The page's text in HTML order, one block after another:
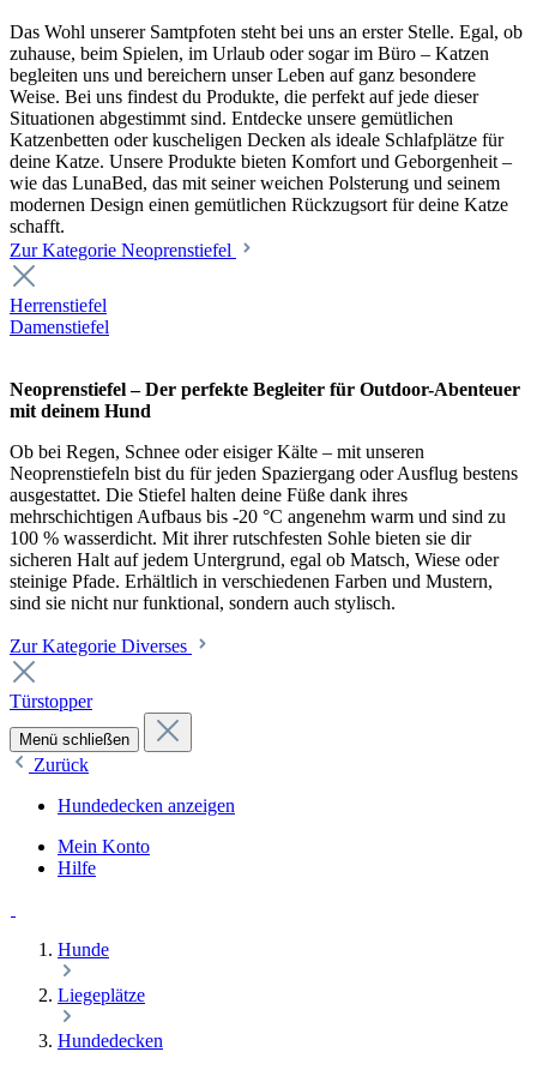
Das Wohl unserer Samtpfoten steht bei uns an erster Stelle. Egal, ob
zuhause, beim Spielen, im Urlaub oder sogar im Büro – Katzen
begleiten uns und bereichern unser Leben auf ganz besondere
Weise. Bei uns findest du Produkte, die perfekt auf jede dieser
Situationen abgestimmt sind. Entdecke unsere gemütlichen
Katzenbetten oder kuscheligen Decken als ideale Schlafplätze für
deine Katze. Unsere Produkte bieten Komfort und Geborgenheit –
wie das LunaBed, das mit seiner weichen Polsterung und seinem
modernen Design einen gemütlichen Rückzugsort für deine Katze
schafft.
Zur Kategorie Neoprenstiefel
Herrenstiefel
Damenstiefel
Neoprenstiefel – Der perfekte Begleiter für Outdoor-Abenteuer
mit deinem Hund
Ob bei Regen, Schnee oder eisiger Kälte – mit unseren
Neoprenstiefeln bist du für jeden Spaziergang oder Ausflug bestens
ausgestattet. Die Stiefel halten deine Füße dank ihres
mehrschichtigen Aufbaus bis -20 °C angenehm warm und sind zu
100 % wasserdicht. Mit ihrer rutschfesten Sohle bieten sie dir
sicheren Halt auf jedem Untergrund, egal ob Matsch, Wiese oder
steinige Pfade. Erhältlich in verschiedenen Farben und Mustern,
sind sie nicht nur funktional, sondern auch stylisch.
Zur Kategorie Diverses
Türstopper
Menü schließen
Zurück
Hundedecken anzeigen
Mein Konto
Hilfe
Hunde
Liegeplätze
Hundedecken